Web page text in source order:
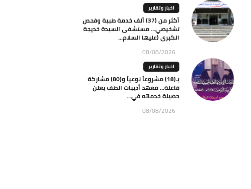
اخبار وتقارير
أكثر من (37) ألف خدمة طبية وفحص
تشخيصي… مستشفى السيدة خديجة
الكبرى (عليها السلام...
08/08/2026
اخبار وتقارير
بـ(18) مشروعاً نوعياً و(80) مشاركة
فاعلة… معهد أديبات الطف يعلن
حصيلة خدماته في...
08/08/2026